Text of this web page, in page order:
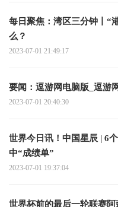
每日聚焦：湾区三分钟丨“
么？
2023-07-01 21:49:17
要闻：逗游网电脑版_逗游
2023-07-01 20:40:30
世界今日讯！中国星辰 | 6个月28项 中国载人航
中“成绩单”
2023-07-01 19:37:04
世界杯前的最后一轮联赛